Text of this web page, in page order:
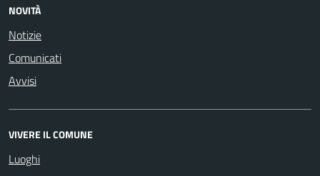
NOVITÀ
Notizie
Comunicati
Avvisi
VIVERE IL COMUNE
Luoghi